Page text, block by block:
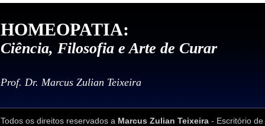
HOMEOPATIA:
Ciência, Filosofia e Arte de Curar
Prof. Dr. Marcus Zulian Teixeira
Todos os direitos reservados a Marcus Zulian Teixeira - Escritório